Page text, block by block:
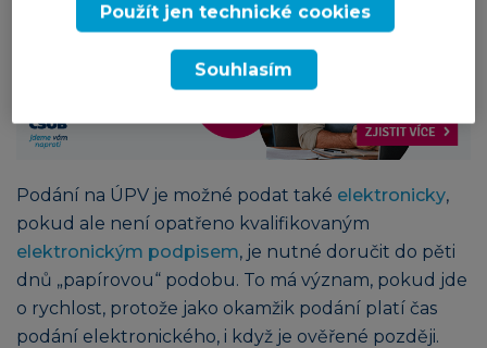
Podání na ÚPV je možné podat také elektronicky,
pokud ale není opatřeno kvalifikovaným
elektronickým podpisem, je nutné doručit do pěti
dnů „papírovou“ podobu. To má význam, pokud jde
o rychlost, protože jako okamžik podání platí čas
podání elektronického, i když je ověřené později.
Použít jen technické cookies
Souhlasím